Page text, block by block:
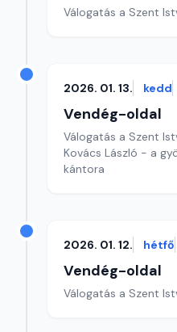
Válogatás a Szent
2026. 01. 13. kedd
Vendég-oldal
Válogatás a Szent
Kovács László - a
kántora
2026. 01. 12. hétfő
Vendég-oldal
Válogatás a Szent